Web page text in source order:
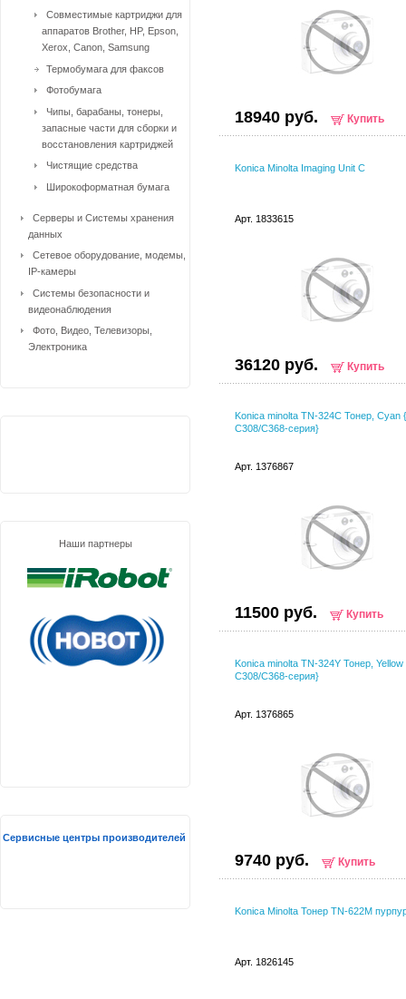
18940 руб. Купить
Konica Minolta Imaging Unit C
Арт. 1833615
36120 руб. Купить
Konica minolta TN-324C Тонер, Cyan
C308/C368-серия}
Арт. 1376867
11500 руб. Купить
Konica minolta TN-324Y Тонер,
C308/C368-серия}
Арт. 1376865
9740 руб. Купить
Konica Minolta Тонер TN-622M
Арт. 1826145
Совместимые картриджи для
аппаратов Brother, HP, Epson,
Xerox, Canon, Samsung
Термобумага для факсов
Фотобумага
Чипы, барабаны, тонеры,
запасные части для сборки и
восстановления картриджей
Чистящие средства
Широкоформатная бумага
Серверы и Системы хранения
данных
Сетевое оборудование, модемы,
IP-камеры
Системы безопасности и
видеонаблюдения
Фото, Видео, Телевизоры,
Электроника
Наши партнеры
Сервисные центры производителей